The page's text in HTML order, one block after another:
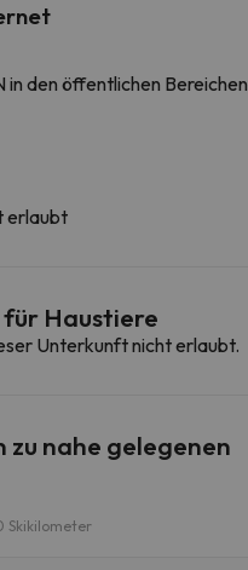
in den öffentlichen Bereichen
erlaubt
Haustiere
Unterkunft nicht erlaubt.
nahe gelegenen
Skikilometer